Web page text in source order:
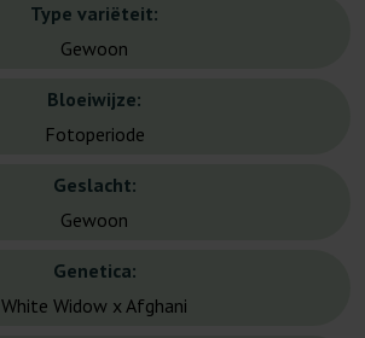
Type variëteit:
Gewoon
Bloeiwijze:
Fotoperiode
Geslacht:
Gewoon
Genetica:
White Widow x Afghani